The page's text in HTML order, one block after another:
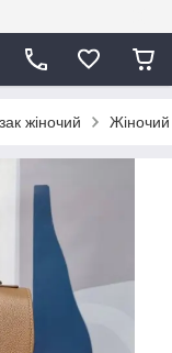
жіночий